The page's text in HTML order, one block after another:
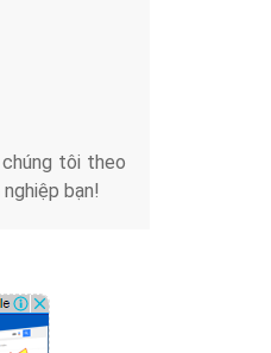
bài bản tại